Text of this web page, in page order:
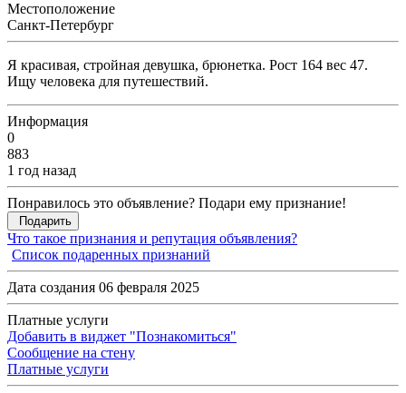
Местоположение
Санкт-Петербург
Я красивая, стройная девушка, брюнетка. Рост 164 вес 47.
Ищу человека для путешествий.
Информация
0
883
1 год назад
Понравилось это объявление? Подари ему признание!
Подарить
Что такое признания и репутация объявления?
Список подаренных признаний
Дата создания 06 февраля 2025
Платные услуги
Добавить в виджет "Познакомиться"
Сообщение на стену
Платные услуги